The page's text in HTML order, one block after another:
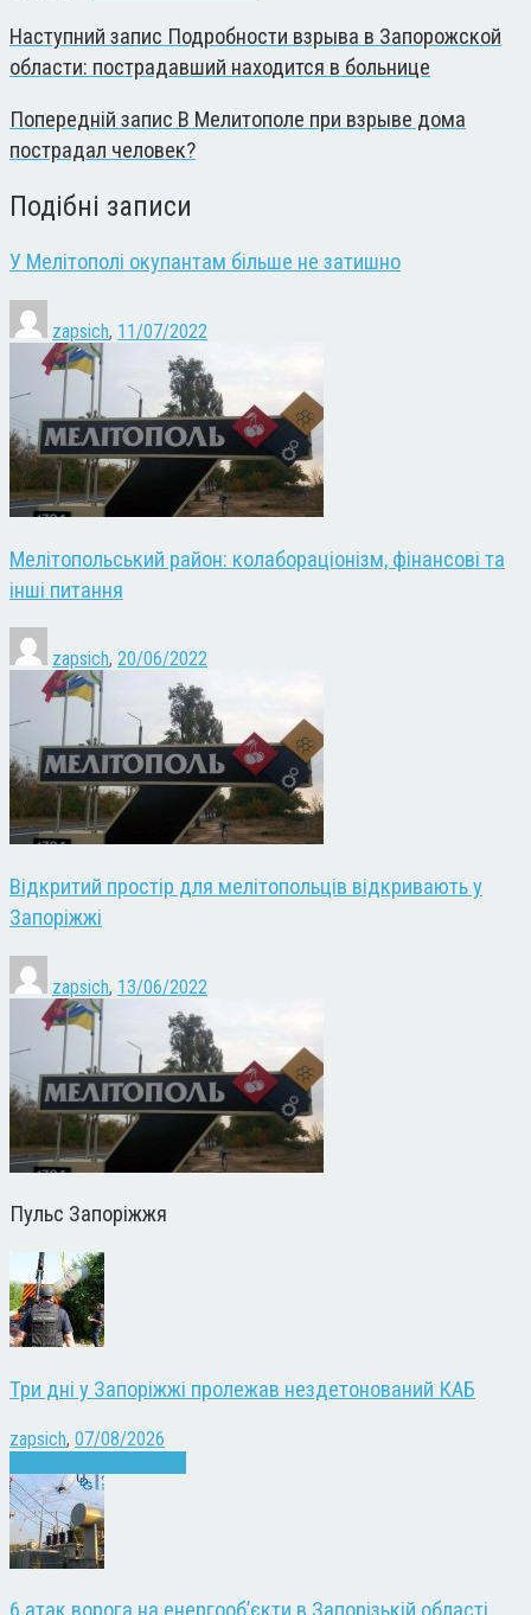
Наступний запис Подробности взрыва в Запорожской
области: пострадавший находится в больнице
Попередній запис В Мелитополе при взрыве дома
пострадал человек?
Подібні записи
У Мелітополі окупантам більше не затишно
zapsich, 11/07/2022
Мелітопольський район: колабораціонізм, фінансові та
інші питання
zapsich, 20/06/2022
Відкритий простір для мелітопольців відкривають у
Запоріжжі
zapsich, 13/06/2022
Пульс Запоріжжя
Три дні у Запоріжжі пролежав нездетонований КАБ
zapsich, 07/08/2026